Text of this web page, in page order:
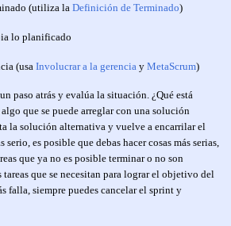
(utiliza la Definición de Terminado)
lo planificado
(usa Involucrar a la gerencia y MetaScrum)
paso atrás y evalúa la situación. ¿Qué está
que se puede arreglar con una solución
la solución alternativa y vuelve a encarrilar el
serio, es posible que debas hacer cosas más serias,
que ya no es posible terminar o no son
tareas que se necesitan para lograr el objetivo del
falla, siempre puedes cancelar el sprint y